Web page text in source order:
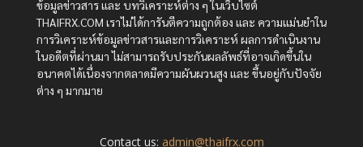
ข้อมูลข่าวสาร และ บทวิเคราะห์ต่าง ๆ ในเว็บไซต์
THAIFRX.COM เราไม่ได้การันตีความถูกต้อง และ ความแม่นยำใน
การวิเคราะห์ข้อมูลข่าวสารและการวิเคราะห์ ผลการดำเนินงาน
ในอดีตที่ผ่านมา ไม่สามารถรับประกันผลลัพธ์ที่อาจเกิดขึ้นใน
อนาคตได้เนื่องจากตลาดมีความผันผวนสูง และ ขึ้นอยู่กับปัจจัย
ต่าง ๆ มากมาย
Contact us: admin@thaifrx.com